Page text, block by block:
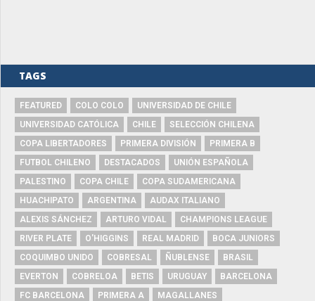
TAGS
FEATURED COLO COLO
UNIVERSIDAD DE CHILE
UNIVERSIDAD CATÓLICA
CHILE
SELECCIÓN CHILENA
COPA LIBERTADORES
PRIMERA DIVISIÓN
PRIMERA B
FUTBOL CHILENO
DESTACADOS
UNIÓN ESPAÑOLA
PALESTINO
COPA CHILE
COPA SUDAMERICANA
HUACHIPATO
ARGENTINA
AUDAX ITALIANO
ALEXIS SÁNCHEZ
ARTURO VIDAL
CHAMPIONS LEAGUE
RIVER PLATE
O'HIGGINS REAL MADRID
BOCA JUNIORS
COQUIMBO UNIDO
COBRESAL ÑUBLENSE
BRASIL
EVERTON
COBRELOA BETIS URUGUAY
BARCELONA
FC BARCELONA
PRIMERA A
MAGALLANES